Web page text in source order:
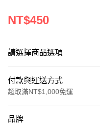
NT$450
請選擇商品選項
付款與運送方式
超取滿NT$1,000免運
信用卡一次付款
品牌